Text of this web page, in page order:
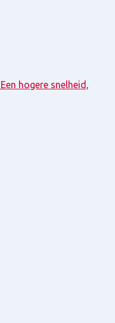
hogere snelheid,